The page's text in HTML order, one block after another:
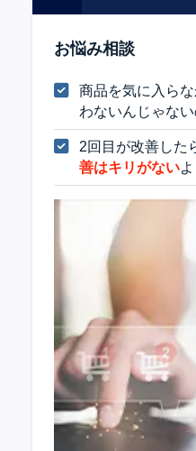
お悩み相談
商品を気に入ら
わないんじゃない
2回目が改善した
善はキリがない